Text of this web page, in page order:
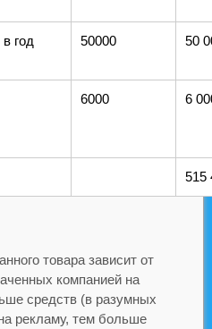
год 50000 50
6000 6
515
товара зависит от
компанией на
средств (в разумных
рекламу, тем больше